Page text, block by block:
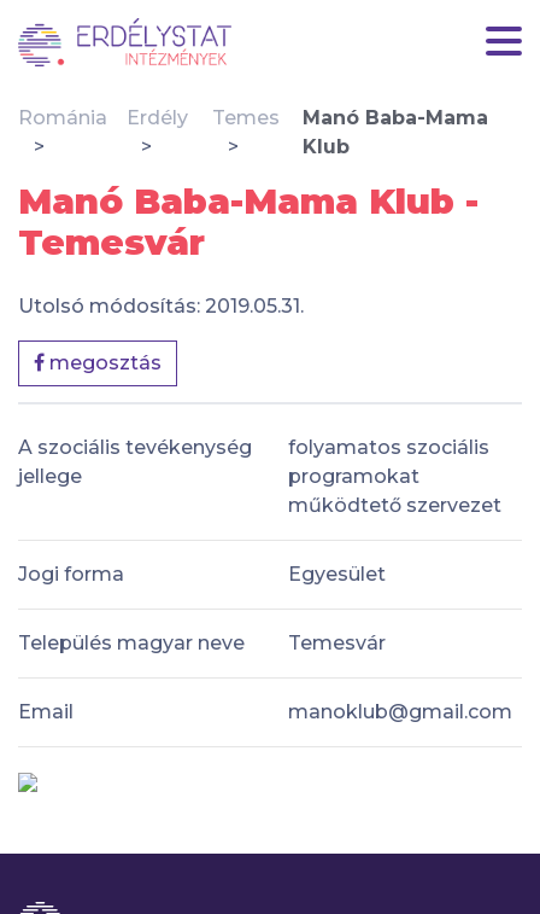
Románia Erdély Temes
Manó Baba-Mama
Klub
Manó Baba-Mama Klub -
Temesvár
Utolsó módosítás: 2019.05.31.
megosztás
A szociális tevékenység
jellege
folyamatos szociális
programokat
működtető szervezet
Jogi forma Egyesület
Település magyar neve Temesvár
Email manoklub@gmail.com